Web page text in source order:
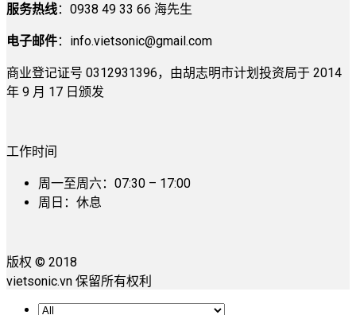
服务热线：0938 49 33 66 海先生
电子邮件： info.vietsonic@gmail.com
商业登记证号 0312931396，由胡志明市计划投资局于 2014
年 9 月 17 日颁发
工作时间
周一至周六：07:30 – 17:00
周日：休息
版权 © 2018
vietsonic.vn 保留所有权利